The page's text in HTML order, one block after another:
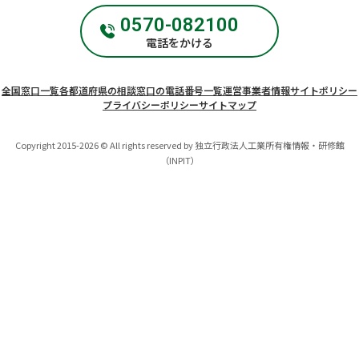
0570-082100
電話をかける
全国窓口一覧各都道府県の相談窓口の電話番号一覧運営事業者情報サイトポリシー
プライバシーポリシーサイトマップ
Copyright 2015-2026 © All rights reserved by 独立行政法人工業所有権情報・研修館
（INPIT）